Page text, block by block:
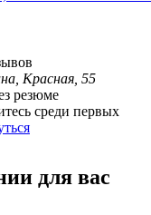
Красная, 55
резюме
среди первых
для вас